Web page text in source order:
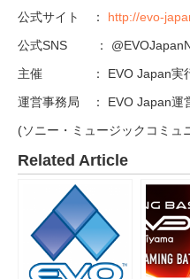
公式サイト ： http://evo-
公式SNS ：
主催 ： EVO Japan実行
運営事務局 ： EVO Japan運
(ソニー・ミュージックコミュ
Related Article